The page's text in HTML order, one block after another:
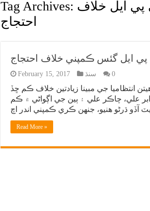
Tag Archives: ايل خلاف
احتجاج
ايل گئس ڪمپني خلاف احتجاج
February 15, 2017 سنڌ 0
انتظاميا جي مبينا زيادتين خلاف ڪم ڇڏ
علي، چاڪر علي ۽ ٻين جي اڳواڻي ۾ ڪم
Read More »